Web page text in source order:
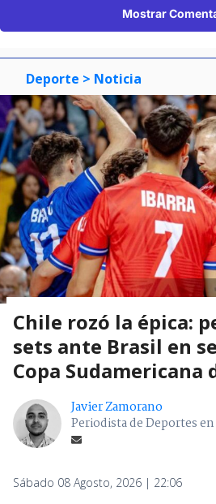
Mostrar
Deporte > Noticia
Chile rozó la épica:
sets ante Brasil en
Copa Sudamericana
Javier Zamorano
Periodista de Deportes
Sábado 08 Agosto, 2026 | 22:06